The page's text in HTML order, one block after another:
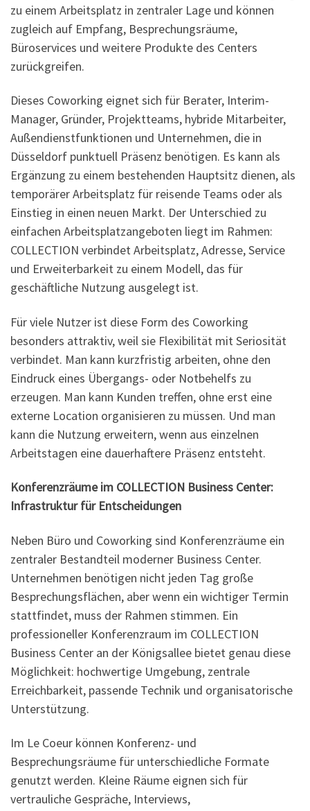
zu einem Arbeitsplatz in zentraler Lage und können
zugleich auf Empfang, Besprechungsräume,
Büroservices und weitere Produkte des Centers
zurückgreifen.
Dieses Coworking eignet sich für Berater, Interim-
Manager, Gründer, Projektteams, hybride Mitarbeiter,
Außendienstfunktionen und Unternehmen, die in
Düsseldorf punktuell Präsenz benötigen. Es kann als
Ergänzung zu einem bestehenden Hauptsitz dienen, als
temporärer Arbeitsplatz für reisende Teams oder als
Einstieg in einen neuen Markt. Der Unterschied zu
einfachen Arbeitsplatzangeboten liegt im Rahmen:
COLLECTION verbindet Arbeitsplatz, Adresse, Service
und Erweiterbarkeit zu einem Modell, das für
geschäftliche Nutzung ausgelegt ist.
Für viele Nutzer ist diese Form des Coworking
besonders attraktiv, weil sie Flexibilität mit Seriosität
verbindet. Man kann kurzfristig arbeiten, ohne den
Eindruck eines Übergangs- oder Notbehelfs zu
erzeugen. Man kann Kunden treffen, ohne erst eine
externe Location organisieren zu müssen. Und man
kann die Nutzung erweitern, wenn aus einzelnen
Arbeitstagen eine dauerhaftere Präsenz entsteht.
Konferenzräume im COLLECTION Business Center:
Infrastruktur für Entscheidungen
Neben Büro und Coworking sind Konferenzräume ein
zentraler Bestandteil moderner Business Center.
Unternehmen benötigen nicht jeden Tag große
Besprechungsflächen, aber wenn ein wichtiger Termin
stattfindet, muss der Rahmen stimmen. Ein
professioneller Konferenzraum im COLLECTION
Business Center an der Königsallee bietet genau diese
Möglichkeit: hochwertige Umgebung, zentrale
Erreichbarkeit, passende Technik und organisatorische
Unterstützung.
Im Le Coeur können Konferenz- und
Besprechungsräume für unterschiedliche Formate
genutzt werden. Kleine Räume eignen sich für
vertrauliche Gespräche, Interviews,